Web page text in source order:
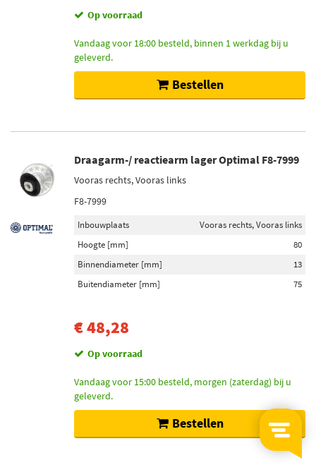
Op voorraad
Vandaag voor 18:00 besteld, binnen 1 werkdag bij u
geleverd.
Bestellen
Draagarm-/ reactiearm lager Optimal F8-7999
Vooras rechts, Vooras links
F8-7999
Inbouwplaats
Vooras rechts, Vooras links
Hoogte [mm]
80
Binnendiameter [mm]
13
Buitendiameter [mm]
75
€ 48,28
Op voorraad
Vandaag voor 15:00 besteld, morgen (zaterdag) bij u
geleverd.
Bestellen